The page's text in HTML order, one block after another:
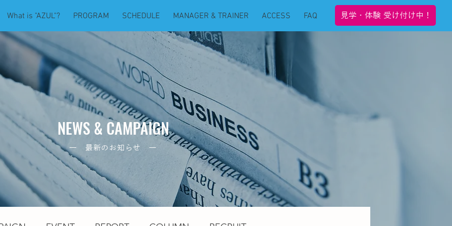
What is "AZUL"? PROGRAM SCHEDULE MANAGER & TRAINER ACCESS FAQ 見学・体験 受け付け中！
NEWS & CAMPAIGN
― 最新のお知らせ ―